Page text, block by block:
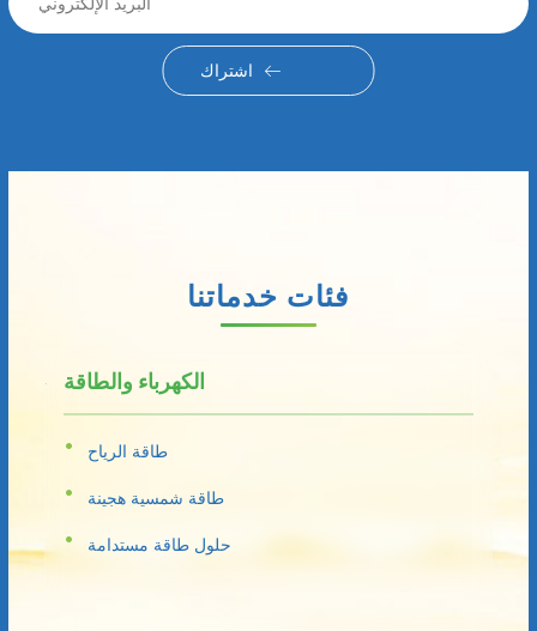
اشتراك
فئات خدماتنا
الكهرباء والطاقة
طاقة الرياح
طاقة شمسية هجينة
حلول طاقة مستدامة